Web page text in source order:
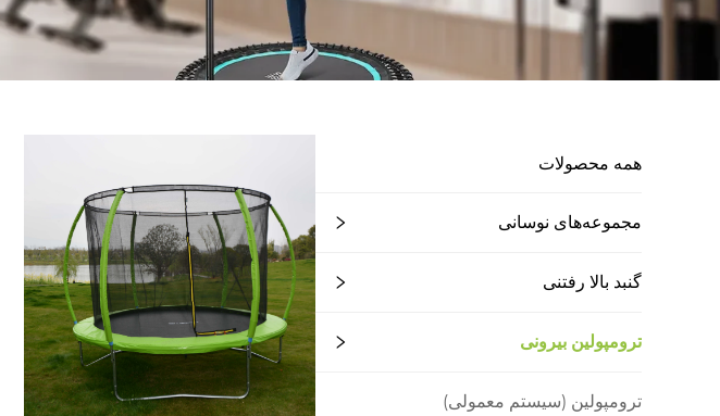
همه محصولات
مجموعه‌های نوسانی
گنبد بالا رفتنی
ترومپولین بیرونی
ترومپولین (سیستم معمولی)